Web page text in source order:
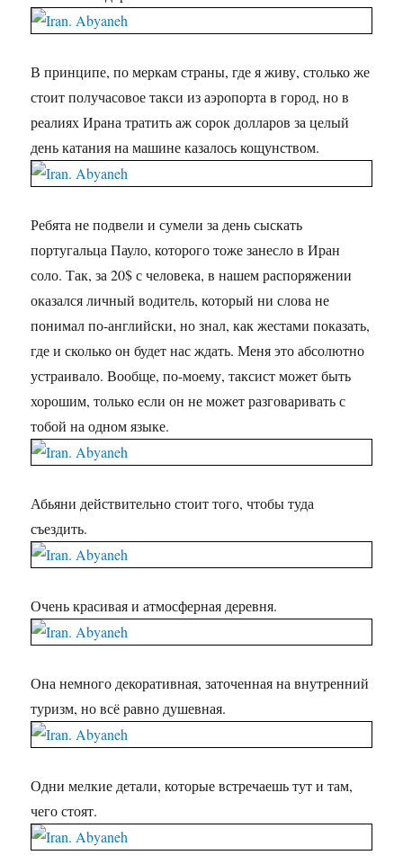
В принципе, по меркам страны, где я живу, столько же
стоит получасовое такси из аэропорта в город, но в
реалиях Ирана тратить аж сорок долларов за целый
день катания на машине казалось кощунством.
Ребята не подвели и сумели за день сыскать
португальца Пауло, которого тоже занесло в Иран
соло. Так, за 20$ с человека, в нашем распоряжении
оказался личный водитель, который ни слова не
понимал по-английски, но знал, как жестами показать,
где и сколько он будет нас ждать. Меня это абсолютно
устраивало. Вообще, по-моему, таксист может быть
хорошим, только если он не может разговаривать с
тобой на одном языке.
Абьяни действительно стоит того, чтобы туда
съездить.
Очень красивая и атмосферная деревня.
Она немного декоративная, заточенная на внутренний
туризм, но всё равно душевная.
Одни мелкие детали, которые встречаешь тут и там,
чего стоят.